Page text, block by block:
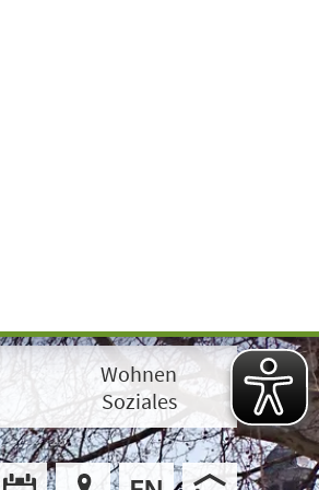
Wohnen
Soziales